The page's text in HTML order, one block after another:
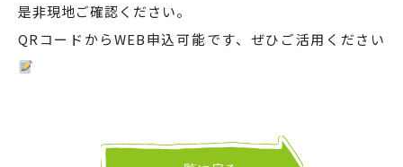
是非現地ご確認ください。
QRコードからWEB申込可能です、ぜひご活用ください